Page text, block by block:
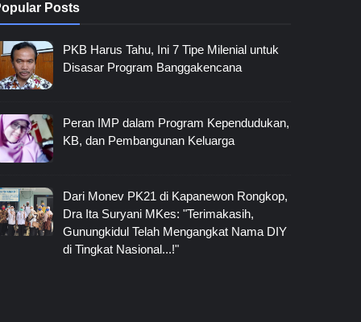
Posts
PKB Harus Tahu, Ini 7 Tipe Milenial untuk
Disasar Program Banggakencana
Peran IMP dalam Program Kependudukan,
KB, dan Pembangunan Keluarga
Dari Monev PK21 di Kapanewon Rongkop,
Dra Ita Suryani MKes: "Terimakasih,
Gunungkidul Telah Mengangkat Nama DIY
di Tingkat Nasional...!"